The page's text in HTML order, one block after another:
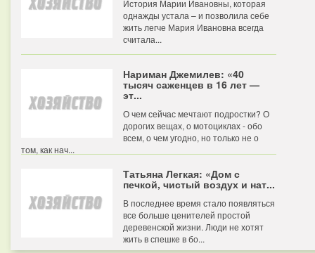
История Марии Ивановны, которая
однажды устала – и позволила себе
жить легче Мария Ивановна всегда
считала...
Нариман Джемилев: «40
тысяч саженцев в 16 лет —
эт...
О чем сейчас мечтают подростки? О
дорогих вещах, о мотоциклах - обо
всем, о чем угодно, но только не о
том, как нач...
Татьяна Легкая: «Дом с
печкой, чистый воздух и нат...
В последнее время стало появляться
все больше ценителей простой
деревенской жизни. Люди не хотят
жить в спешке в бо...